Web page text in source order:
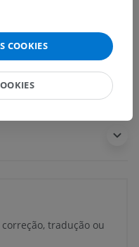
tradução ou
COOKIES